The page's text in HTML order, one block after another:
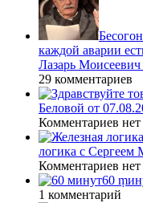
каждой аварии
Лазарь
29 комментариев
Беловой от
Комментариев нет
логика с Сергеем
Комментариев нет
60
1 комментарий